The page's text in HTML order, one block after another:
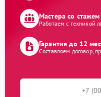
Мастера со стажем
Работаем с техникой
Гарантия до 12
Составляем договор,